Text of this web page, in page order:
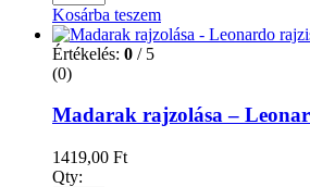
Kosárba teszem
Értékelés: 0 / 5
(0)
Madarak rajzolása –
1419,00 Ft
Qty: